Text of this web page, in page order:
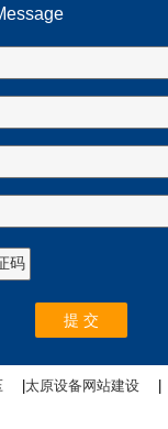
|太原设备网站建设 |